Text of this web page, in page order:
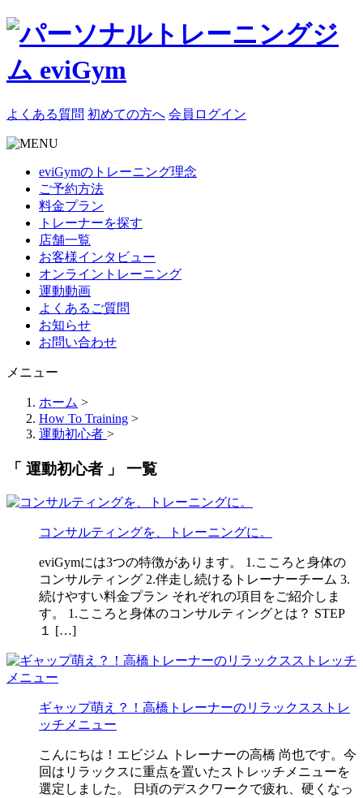
よくある質問 初めての方へ 会員ログイン
eviGymのトレーニング理念
ご予約方法
料金プラン
トレーナーを探す
店舗一覧
お客様インタビュー
オンライントレーニング
運動動画
よくあるご質問
お知らせ
お問い合わせ
メニュー
ホーム >
How To Training >
運動初心者 >
「 運動初心者 」 一覧
コンサルティングを、トレーニングに。
eviGymには3つの特徴があります。 1.こころと身体の
コンサルティング 2.伴走し続けるトレーナーチーム 3.
続けやすい料金プラン それぞれの項目をご紹介しま
す。 1.こころと身体のコンサルティングとは？ STEP
１ […]
ギャップ萌え？！高橋トレーナーのリラックスストレ
ッチメニュー
こんにちは！エビジム トレーナーの高橋 尚也です。今
回はリラックスに重点を置いたストレッチメニューを
選定しました。 日頃のデスクワークで疲れ、硬くなっ